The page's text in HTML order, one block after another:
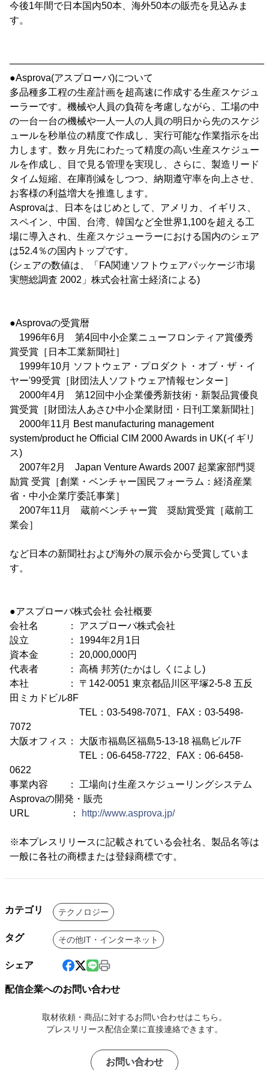
今後1年間で日本国内50本、海外50本の販売を見込みま
す。
●Asprova(アスプローバ)について
多品種多工程の生産計画を超高速に作成する生産スケジュ
ーラーです。機械や人員の負荷を考慮しながら、工場の中
の一台一台の機械や一人一人の人員の明日から先のスケジ
ュールを秒単位の精度で作成し、実行可能な作業指示を出
力します。数ヶ月先にわたって精度の高い生産スケジュー
ルを作成し、目で見る管理を実現し、さらに、製造リード
タイム短縮、在庫削減をしつつ、納期遵守率を向上させ、
お客様の利益増大を推進します。
Asprovaは、日本をはじめとして、アメリカ、イギリス、
スペイン、中国、台湾、韓国など全世界1,100を超える工
場に導入され、生産スケジューラーにおける国内のシェア
は52.4％の国内トップです。
(シェアの数値は、「FA関連ソフトウェアパッケージ市場
実態総調査 2002」株式会社富士経済による)
●Asprovaの受賞暦
1996年6月 第4回中小企業ニューフロンティア賞優秀
賞受賞［日本工業新聞社］
1999年10月 ソフトウェア・プロダクト・オブ・ザ・イ
ヤー'99受賞［財団法人ソフトウェア情報センター］
2000年4月 第12回中小企業優秀新技術・新製品賞優良
賞受賞［財団法人あさひ中小企業財団・日刊工業新聞社］
2000年11月 Best manufacturing management
system/product he Official CIM 2000 Awards in UK(イギリ
ス)
2007年2月 Japan Venture Awards 2007 起業家部門奨
励賞 受賞［創業・ベンチャー国民フォーラム：経済産業
省・中小企業庁委託事業］
2007年11月 蔵前ベンチャー賞 奨励賞受賞［蔵前工
業会］
など日本の新聞社および海外の展示会から受賞していま
す。
●アスプローバ株式会社 会社概要
会社名 ： アスプローバ株式会社
設立 ： 1994年2月1日
資本金 ： 20,000,000円
代表者 ： 高橋 邦芳(たかはし くによし)
本社 ： 〒142-0051 東京都品川区平塚2-5-8 五反
田ミカドビル8F
TEL：03-5498-7071、FAX：03-5498-
7072
大阪オフィス： 大阪市福島区福島5-13-18 福島ビル7F
TEL：06-6458-7722、FAX：06-6458-
0622
事業内容 ： 工場向け生産スケジューリングシステム
Asprovaの開発・販売
URL ：
http://www.asprova.jp/
※本プレスリリースに記載されている会社名、製品名等は
一般に各社の商標または登録商標です。
カテゴリ テクノロジー
タグ その他IT・インターネット
シェア
配信企業へのお問い合わせ
取材依頼・商品に対するお問い合わせはこちら。
プレスリリース配信企業に直接連絡できます。
お問い合わせ